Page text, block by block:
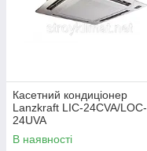
Касетний кондиціонер
Lanzkraft LIC-24CVA/LOC-
24UVA
В наявності